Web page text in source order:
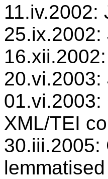
11.iv.2002:
01.vi.2003:
XML/TEI
30.iii.2005: